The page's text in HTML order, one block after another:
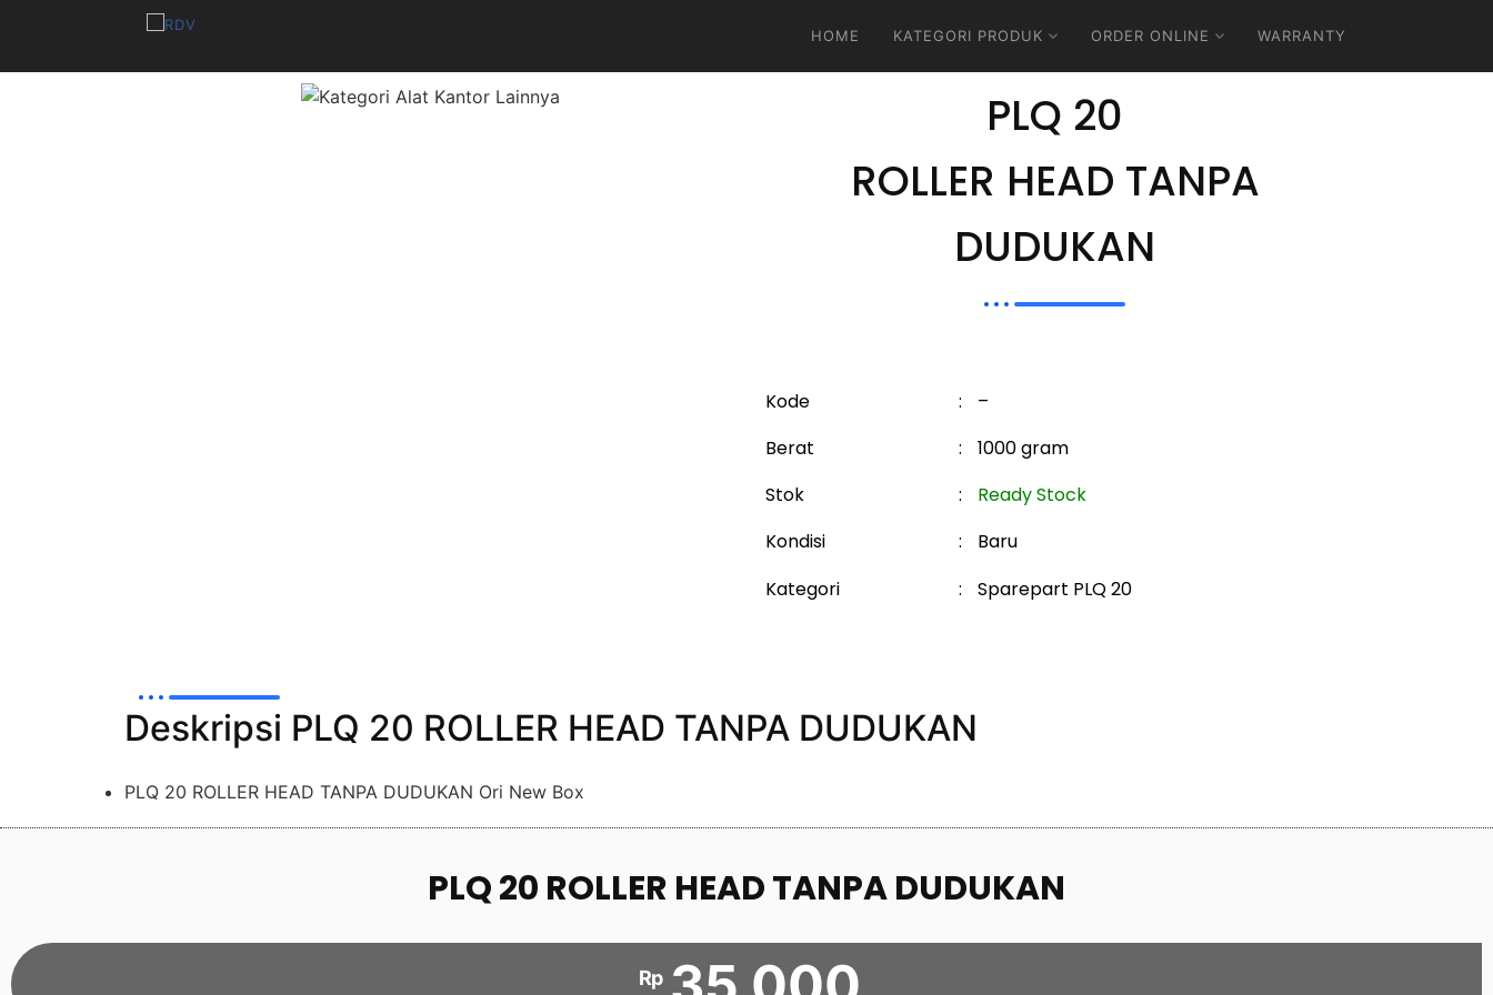
HOME KATEGORI PRODUK ORDER ONLINE WARRANTY
PLQ 20
ROLLER HEAD TANPA
DUDUKAN
Kode :
–
Berat
:
1000 gram
Stok
:
Ready Stock
Kondisi
:
Baru
Kategori
: Sparepart PLQ 20
Deskripsi PLQ 20 ROLLER HEAD TANPA DUDUKAN
PLQ 20 ROLLER HEAD TANPA DUDUKAN Ori New Box
PLQ 20 ROLLER HEAD TANPA DUDUKAN
Rp